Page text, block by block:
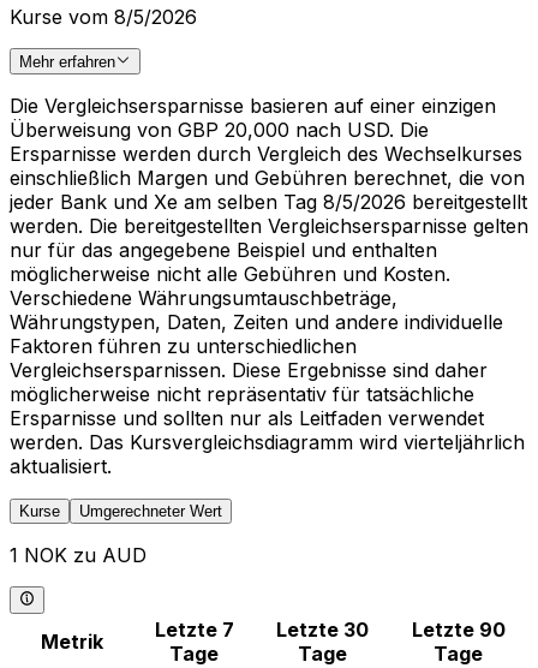
Kurse vom 8/5/2026
Mehr erfahren
Die Vergleichsersparnisse basieren auf einer einzigen
Überweisung von GBP 20,000 nach USD. Die
Ersparnisse werden durch Vergleich des Wechselkurses
einschließlich Margen und Gebühren berechnet, die von
jeder Bank und Xe am selben Tag 8/5/2026 bereitgestellt
werden. Die bereitgestellten Vergleichsersparnisse gelten
nur für das angegebene Beispiel und enthalten
möglicherweise nicht alle Gebühren und Kosten.
Verschiedene Währungsumtauschbeträge,
Währungstypen, Daten, Zeiten und andere individuelle
Faktoren führen zu unterschiedlichen
Vergleichsersparnissen. Diese Ergebnisse sind daher
möglicherweise nicht repräsentativ für tatsächliche
Ersparnisse und sollten nur als Leitfaden verwendet
werden. Das Kursvergleichsdiagramm wird vierteljährlich
aktualisiert.
Kurse Umgerechneter Wert
1 NOK zu AUD
Metrik
Letzte 7
Tage
Letzte 30
Tage
Letzte 90
Tage